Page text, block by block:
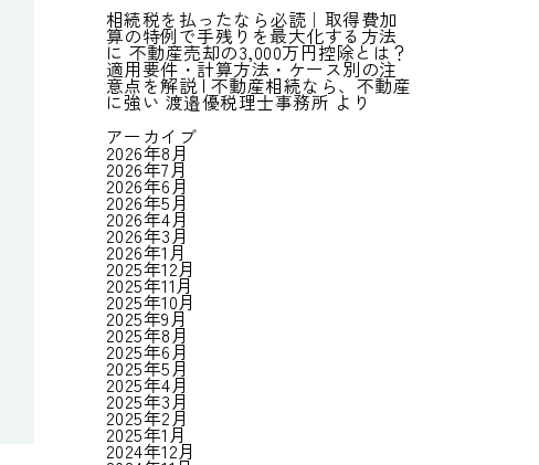
相続税を払ったなら必読｜取得費加
算の特例で手残りを最大化する方法
に 不動産売却の3,000万円控除とは？
適用要件・計算方法・ケース別の注
意点を解説 | 不動産相続なら、不動産
に強い 渡邉優税理士事務所より
アーカイブ
2026年8月
2026年7月
2026年6月
2026年5月
2026年4月
2026年3月
2026年1月
2025年12月
2025年11月
2025年10月
2025年9月
2025年8月
2025年6月
2025年5月
2025年4月
2025年3月
2025年2月
2025年1月
2024年12月